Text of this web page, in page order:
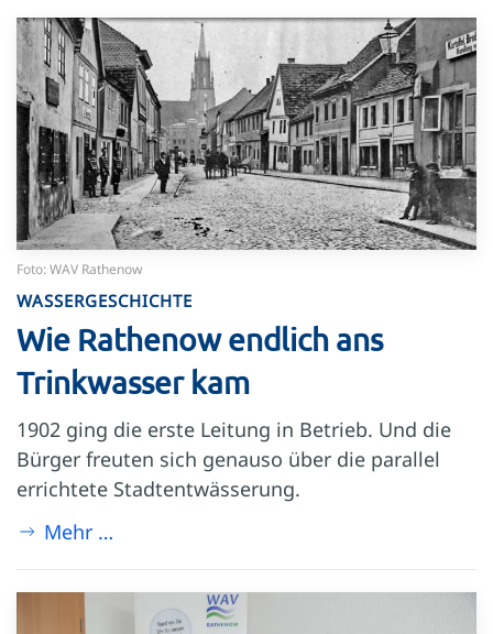
Foto: WAV Rathenow
WASSERGESCHICHTE
Wie Rathenow endlich ans
Trinkwasser kam
1902 ging die erste Leitung in Betrieb. Und die
Bürger freuten sich genauso über die parallel
errichtete Stadtentwässerung.
Mehr …